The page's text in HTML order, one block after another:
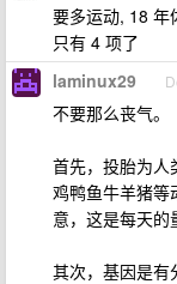
要多运动, 18 年
只有 4 项了
laminux29
不要那么丧气。
首先，投胎为人
鸡鸭鱼牛羊猪等
意，这是每天的
其次，基因是有